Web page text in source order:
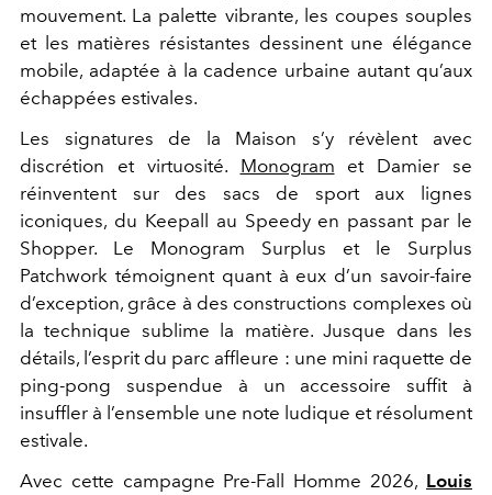
mouvement. La palette vibrante, les coupes souples
et les matières résistantes dessinent une élégance
mobile, adaptée à la cadence urbaine autant qu’aux
échappées estivales.
Les signatures de la Maison s’y révèlent avec
discrétion et virtuosité. Monogram et Damier se
réinventent sur des sacs de sport aux lignes
iconiques, du Keepall au Speedy en passant par le
Shopper. Le Monogram Surplus et le Surplus
Patchwork témoignent quant à eux d’un savoir-faire
d’exception, grâce à des constructions complexes où
la technique sublime la matière. Jusque dans les
détails, l’esprit du parc affleure : une mini raquette de
ping-pong suspendue à un accessoire suffit à
insuffler à l’ensemble une note ludique et résolument
estivale.
Avec cette campagne Pre-Fall Homme 2026, Louis